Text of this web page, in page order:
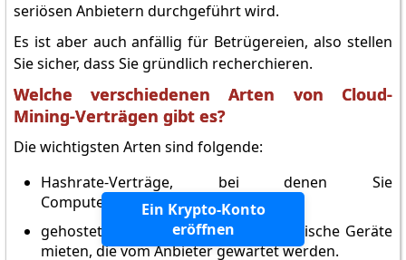
seriösen Anbietern durchgeführt wird.
Es ist aber auch anfällig für Betrügereien, also stellen
Sie sicher, dass Sie gründlich recherchieren.
Welche verschiedenen Arten von Cloud-
Mining-Verträgen gibt es?
Die wichtigsten Arten sind folgende:
Hashrate-Verträge, bei denen Sie
Computerleistung mieten, und
gehostetes Mining, bei dem Sie physische Geräte
mieten, die vom Anbieter gewartet werden.
Ein Krypto-Konto
eröffnen